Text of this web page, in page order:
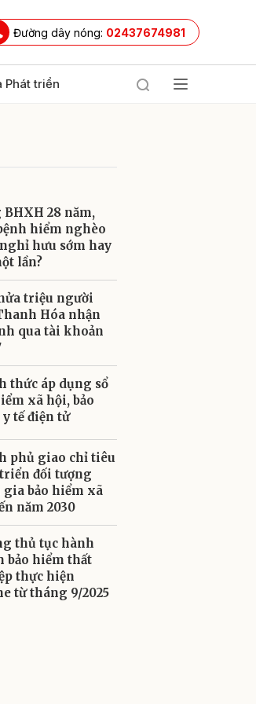
Đường dây nóng: 02437674981
Phát triển
28 năm,
hiểm nghèo
hưu sớm hay
lần?
triệu người
Hóa nhận
qua tài khoản
thức áp dụng sổ
xã hội, bảo
tế điện tử
phủ giao chỉ tiêu
đối tượng
gia bảo hiểm xã
năm 2030
thủ tục hành
bảo hiểm thất
thực hiện
từ tháng 9/2025